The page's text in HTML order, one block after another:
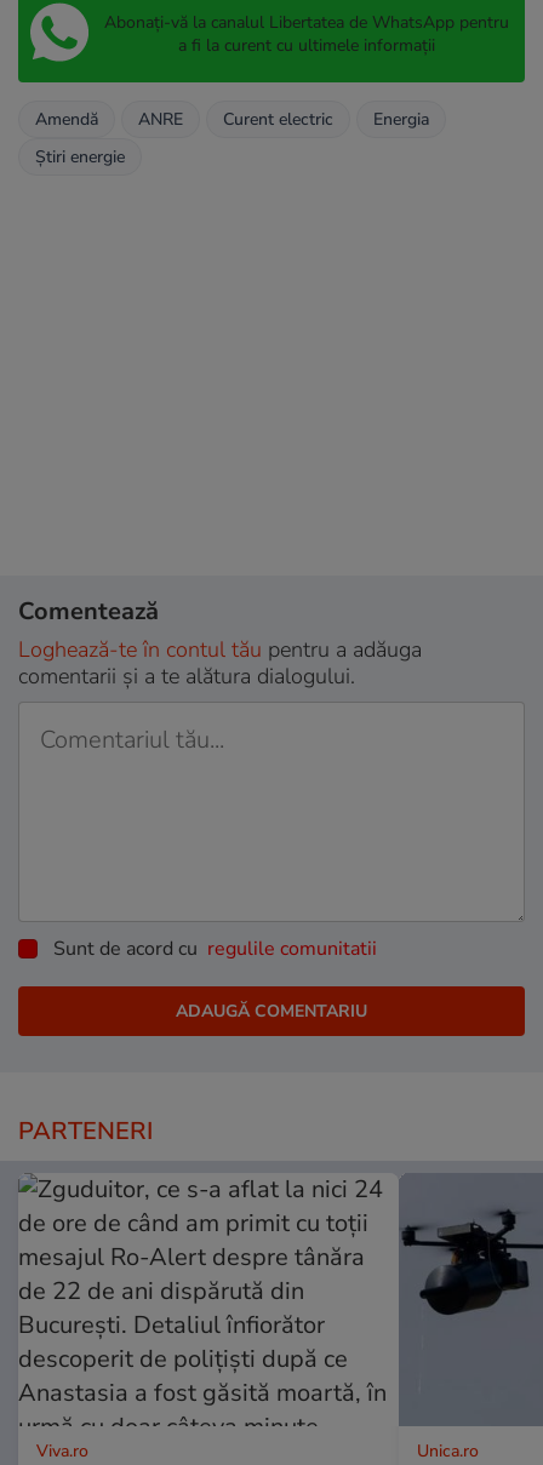
Abonați-vă la canalul Libertatea de WhatsApp pentru
a fi la curent cu ultimele informații
Amendă ANRE Curent electric
Energia
Știri energie
Comentează
Loghează-te în contul tău pentru a adăuga
comentarii și a te alătura dialogului.
Sunt de acord cu regulile comunitatii
PARTENERI
Viva.ro Unica.ro